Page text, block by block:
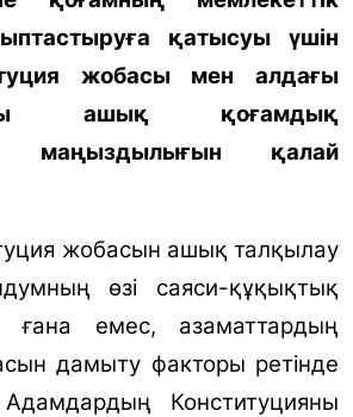
қатысуы үшін
жобасы мен алдағы
ашық қоғамдық
маңыздылығын қалай
жобасын ашық талқылау
өзі саяси-құқықтық
ғана емес, азаматтардың
дамыту факторы ретінде
Конституцияны